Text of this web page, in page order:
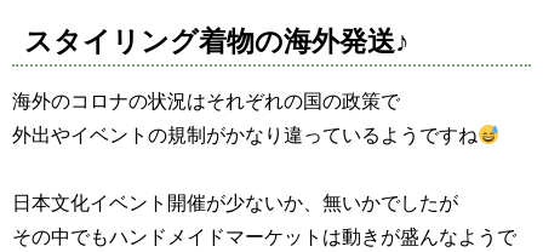
スタイリング着物の海外発送♪
海外のコロナの状況はそれぞれの国の政策で
外出やイベントの規制がかなり違っているようですね
日本文化イベント開催が少ないか、無いかでしたが
その中でもハンドメイドマーケットは動きが盛んなようで